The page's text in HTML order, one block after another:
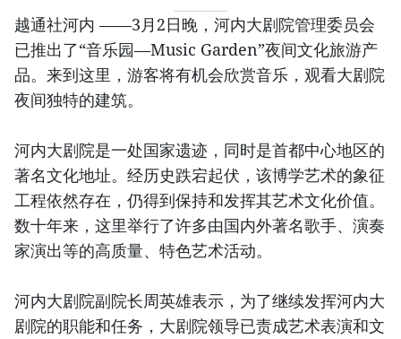
越通社河内 ——3月2日晚，河内大剧院管理委员会
已推出了“音乐园—Music Garden”夜间文化旅游产
品。来到这里，游客将有机会欣赏音乐，观看大剧院
夜间独特的建筑。
河内大剧院是一处国家遗迹，同时是首都中心地区的
著名文化地址。经历史跌宕起伏，该博学艺术的象征
工程依然存在，仍得到保持和发挥其艺术文化价值。
数十年来，这里举行了许多由国内外著名歌手、演奏
家演出等的高质量、特色艺术活动。
河内大剧院副院长周英雄表示，为了继续发挥河内大
剧院的职能和任务，大剧院领导已责成艺术表演和文